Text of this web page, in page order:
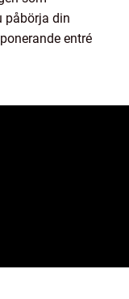
påbörja din
entré